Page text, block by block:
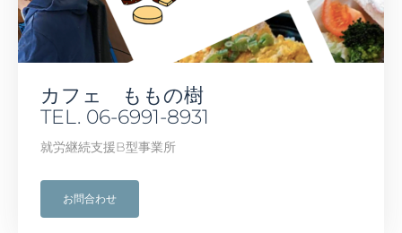
カフェ ももの樹
TEL. 06-6991-8931
就労継続支援B型事業所
お問合わせ